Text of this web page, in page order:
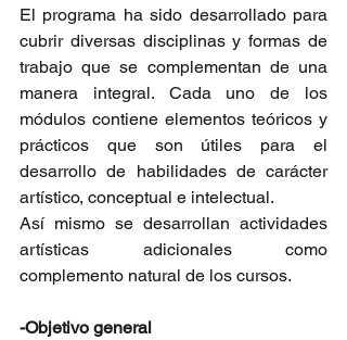
El programa ha sido desarrollado para
cubrir diversas disciplinas y formas de
trabajo que se complementan de una
manera integral. Cada uno de los
módulos contiene elementos teóricos y
prácticos que son útiles para el
desarrollo de habilidades de carácter
artístico, conceptual e intelectual.
Así mismo se desarrollan actividades
artísticas adicionales como
complemento natural de los cursos.
-Objetivo general